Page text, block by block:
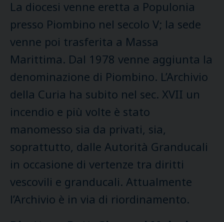
La diocesi venne eretta a Populonia
presso Piombino nel secolo V; la sede
venne poi trasferita a Massa
Marittima. Dal 1978 venne aggiunta la
denominazione di Piombino. L’Archivio
della Curia ha subito nel sec. XVII un
incendio e più volte è stato
manomesso sia da privati, sia,
soprattutto, dalle Autorità Granducali
in occasione di vertenze tra diritti
vescovili e granducali. Attualmente
l’Archivio è in via di riordinamento.